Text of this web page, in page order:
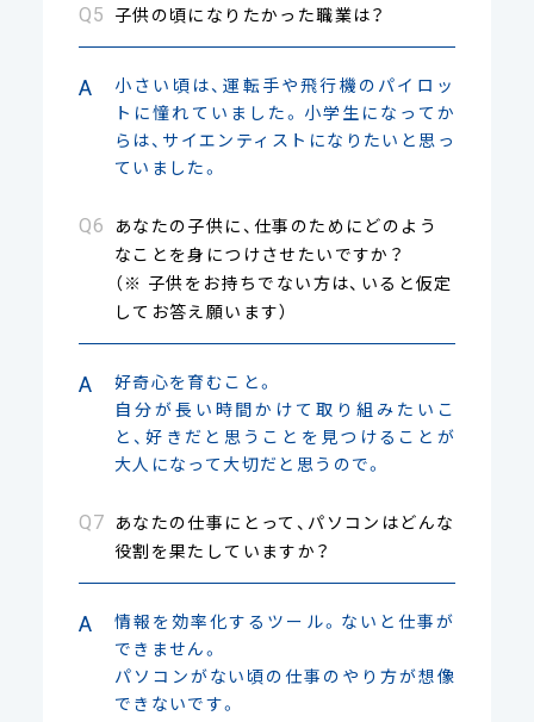
子供の頃になりたかった職業は？
小さい頃は、運転手や飛行機のパイロッ
トに憧れていました。小学生になってか
らは、サイエンティストになりたいと思っ
ていました。
あなたの子供に、仕事のためにどのよう
なことを身につけさせたいですか？
（※ 子供をお持ちでない方は、いると仮定
してお答え願います）
好奇心を育むこと。
自分が長い時間かけて取り組みたいこ
と、好きだと思うことを見つけることが
大人になって大切だと思うので。
あなたの仕事にとって、パソコンはどんな
役割を果たしていますか？
情報を効率化するツール。ないと仕事が
できません。
パソコンがない頃の仕事のやり方が想像
できないです。